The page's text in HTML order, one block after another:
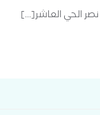
الحي العاشر[...]